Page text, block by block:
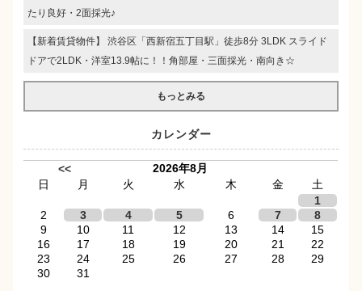
たり良好・2面採光♪
【新着賃貸物件】 渋谷区「西新宿五丁目駅」徒歩8分 3LDK スライド
ドアで2LDK・洋室13.9帖に！！角部屋・三面採光・南向き☆
もっとみる
カレンダー
<<
2026年8月
日
月 火 水 木 金
土
1
2
3 4 5 6 7
8
9
10 11 12 13 14
15
16
17 18 19 20 21
22
23
24 25 26 27 28
29
30
31